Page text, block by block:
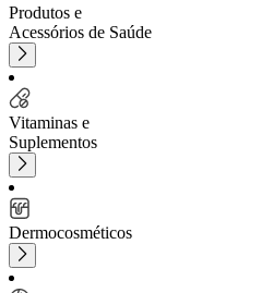
Produtos e
Acessórios de Saúde
Vitaminas e
Suplementos
Dermocosméticos